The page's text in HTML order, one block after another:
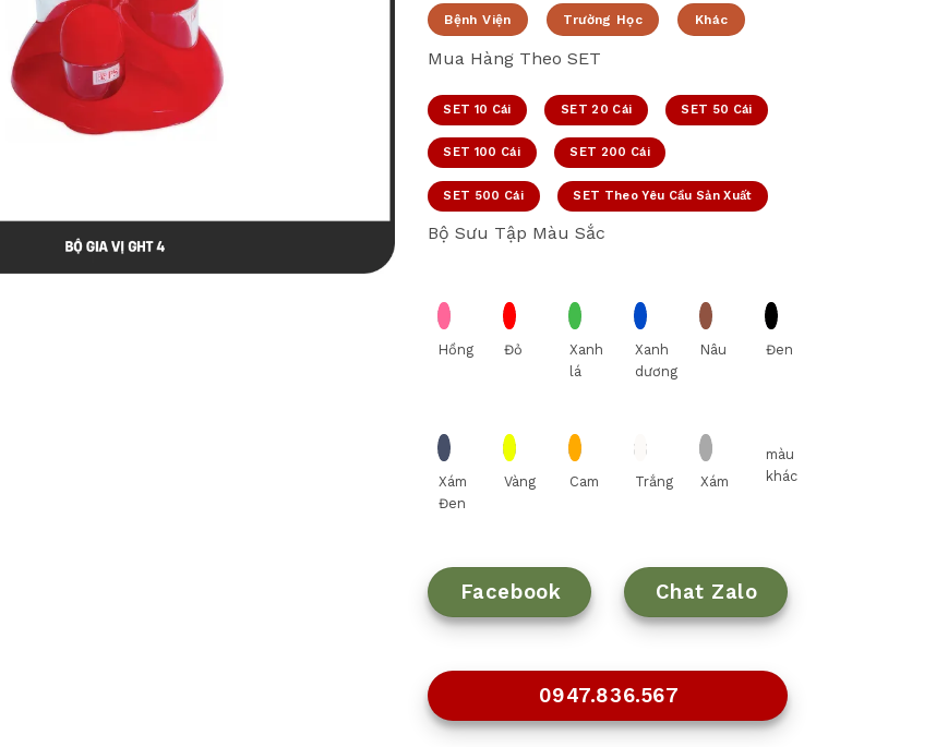
Bệnh Viện Trường Học Khác
Mua Hàng Theo SET
SET 10 Cái SET 20 Cái SET 50 Cái
SET 100 Cái SET 200 Cái
SET 500 Cái SET Theo Yêu Cầu Sản Xuất
Bộ Sưu Tập Màu Sắc
Hồng Đỏ
Xanh
lá
Xanh
dương
Nâu Đen
Xám
Đen
Vàng Cam Trắng Xám
màu
khác
Facebook Chat Zalo
0947.836.567